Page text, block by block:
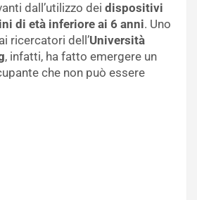
dall’utilizzo dei dispositivi
di età inferiore ai 6 anni. Uno
ricercatori dell’Università
, infatti, ha fatto emergere un
che non può essere